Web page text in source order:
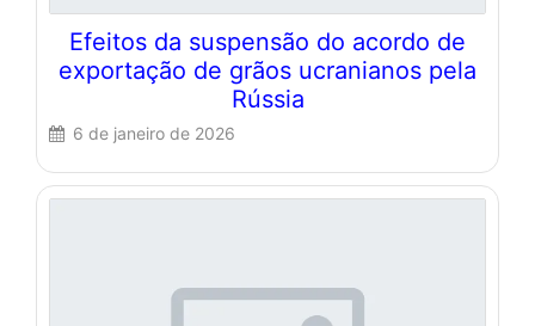
Efeitos da suspensão do acordo de
exportação de grãos ucranianos pela
Rússia
6 de janeiro de 2026